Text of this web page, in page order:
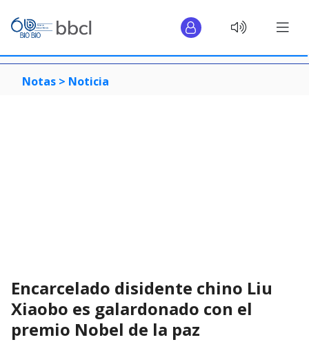
Notas > Noticia
Encarcelado disidente chino Liu
Xiaobo es galardonado con el
premio Nobel de la paz